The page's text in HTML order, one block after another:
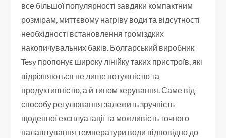
все більшої популярності завдяки компактним
розмірам, миттєвому нагріву води та відсутності
необхідності встановлення громіздких
накопичувальних баків. Болгарський виробник
Tesy пропонує широку лінійку таких пристроїв, які
відрізняються не лише потужністю та
продуктивністю, а й типом керування. Саме від
способу регулювання залежить зручність
щоденної експлуатації та можливість точного
налаштування температури води відповідно до